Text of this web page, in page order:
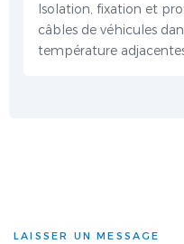
Isolation, fixation et
câbles de véhicules
température
LAISSER UN MESSAGE